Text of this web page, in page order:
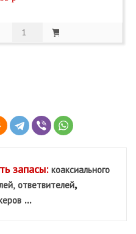
запасы: коаксиального
ответвителей,
...